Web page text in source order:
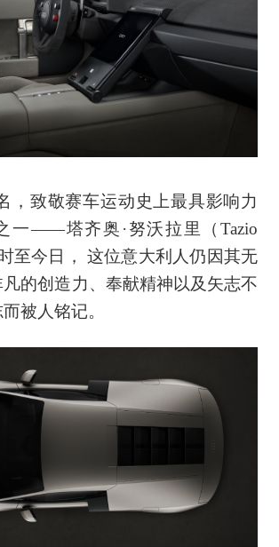
，致敬赛车运动史上最具影响力
一——塔齐奥·努沃拉里（Tazio
至今日， 这位意大利人仍因其无
的创造力、奉献精神以及矢志不
被人铭记。